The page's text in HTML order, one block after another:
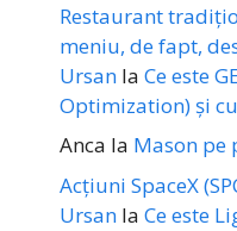
Restaurant
meniu, de fapt,
Ursan la Ce este
Optimization) și
Anca la Mason pe
Acțiuni SpaceX
Ursan la Ce este